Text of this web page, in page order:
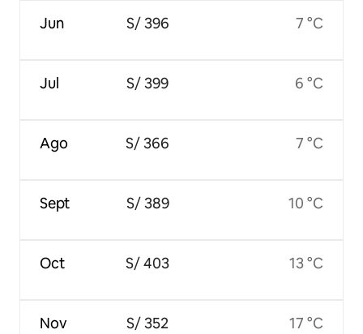
Jun
Jul
Ago
Sept
Oct
Nov
S/ 396
S/ 399
S/ 366
S/ 389
S/ 403
S/ 352
7 °C
6 °C
7 °C
10 °C
13 °C
17 °C